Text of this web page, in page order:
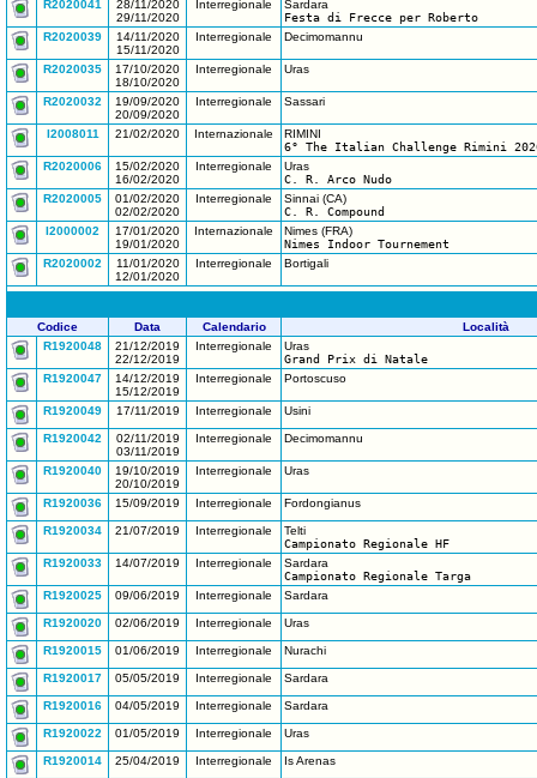
R2020041
28/11/2020
29/11/2020
Interregionale
Sardara
Festa di Frecce per Roberto
R2020039
14/11/2020
15/11/2020
Interregionale Decimomannu
R2020035
17/10/2020
18/10/2020
Interregionale Uras
R2020032
19/09/2020
20/09/2020
Interregionale Sassari
I2008011 21/02/2020 Internazionale
RIMINI
6° The Italian Challenge Rimini
R2020006
15/02/2020
16/02/2020
Interregionale
Uras
C. R. Arco Nudo
R2020005
01/02/2020
02/02/2020
Interregionale
Sinnai (CA)
C. R. Compound
I2000002
17/01/2020
19/01/2020
Internazionale
Nimes (FRA)
Nimes Indoor Tournement
R2020002
11/01/2020
12/01/2020
Interregionale Bortigali
Codice Data Calendario
Località
R1920048
21/12/2019
22/12/2019
Interregionale
Uras
Grand Prix di Natale
R1920047
14/12/2019
15/12/2019
Interregionale Portoscuso
R1920049 17/11/2019 Interregionale Usini
R1920042
02/11/2019
03/11/2019
Interregionale Decimomannu
R1920040
19/10/2019
20/10/2019
Interregionale Uras
R1920036 15/09/2019 Interregionale Fordongianus
R1920034 21/07/2019 Interregionale
Telti
Campionato Regionale HF
R1920033
14/07/2019 Interregionale
Sardara
Campionato Regionale Targa
R1920025
09/06/2019 Interregionale Sardara
R1920020 02/06/2019 Interregionale Uras
R1920015 01/06/2019 Interregionale Nurachi
R1920017 05/05/2019 Interregionale Sardara
R1920016 04/05/2019 Interregionale Sardara
R1920022 01/05/2019 Interregionale Uras
R1920014 25/04/2019 Interregionale Is Arenas